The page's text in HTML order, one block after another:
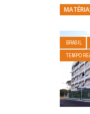
BRASIL
TEMPO